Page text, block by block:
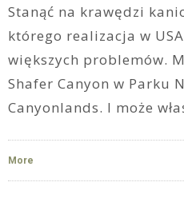
Stanąć na krawędzi
którego realizacja w
większych problemów.
Shafer Canyon w Parku
Canyonlands. I może
More